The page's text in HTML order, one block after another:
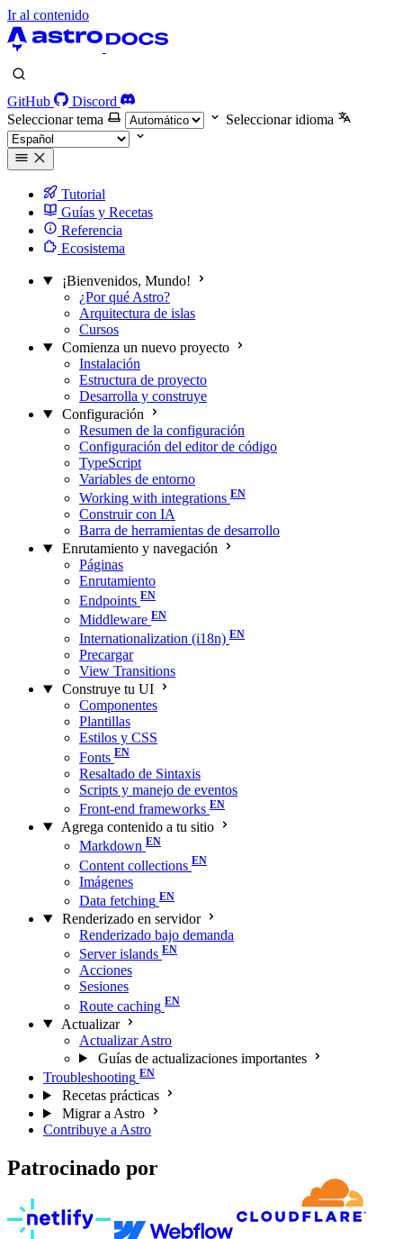
Ir al contenido
GitHub
Discord
Seleccionar tema
Seleccionar idioma
Tutorial
Guías y Recetas
Referencia
Ecosistema
¡Bienvenidos, Mundo!
¿Por qué Astro?
Arquitectura de islas
Cursos
Comienza un nuevo proyecto
Instalación
Estructura de proyecto
Desarrolla y construye
Configuración
Resumen de la configuración
Configuración del editor de código
TypeScript
Variables de entorno
Working with integrations
Construir con IA
Barra de herramientas de desarrollo
Enrutamiento y navegación
Páginas
Enrutamiento
Endpoints
Middleware
Internationalization (i18n)
Precargar
View Transitions
Construye tu UI
Componentes
Plantillas
Estilos y CSS
Fonts
Resaltado de Sintaxis
Scripts y manejo de eventos
Front-end frameworks
Agrega contenido a tu sitio
Markdown
Content collections
Imágenes
Data fetching
Renderizado en servidor
Renderizado bajo demanda
Server islands
Acciones
Sesiones
Route caching
Actualizar
Actualizar Astro
Guías de actualizaciones importantes
Troubleshooting
Recetas prácticas
Migrar a Astro
Contribuye a Astro
Patrocinado por